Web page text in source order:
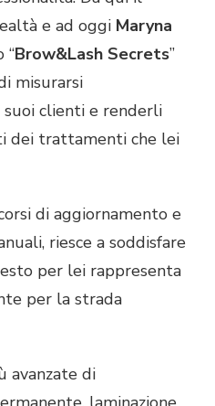
e ad oggi Maryna
“Brow&Lash Secrets”
misurarsi
clienti e renderli
dei trattamenti che lei
di aggiornamento e
riesce a soddisfare
per lei rappresenta
per la strada
avanzate di